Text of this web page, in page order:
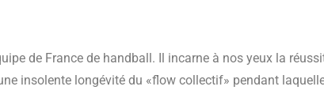
de France de handball. Il incarne à nos yeux la
insolente longévité du «flow collectif» pendant